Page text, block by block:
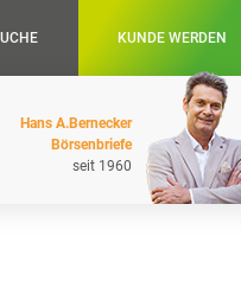
KUNDE WERDEN
Hans A.Bernecker
Börsenbriefe
seit 1960